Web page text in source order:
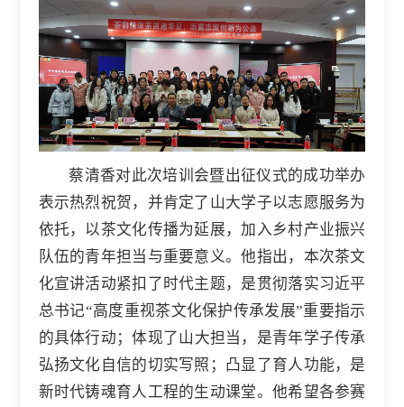
蔡清香对此次培训会暨出征仪式的成功举办
表示热烈祝贺，并肯定了山大学子以志愿服务为
依托，以茶文化传播为延展，加入乡村产业振兴
队伍的青年担当与重要意义。他指出，本次茶文
化宣讲活动紧扣了时代主题，是贯彻落实习近平
总书记“高度重视茶文化保护传承发展”重要指示
的具体行动；体现了山大担当，是青年学子传承
弘扬文化自信的切实写照；凸显了育人功能，是
新时代铸魂育人工程的生动课堂。他希望各参赛